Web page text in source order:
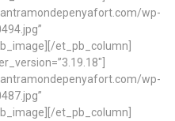
wp-
et_pb_column]
wp-
et_pb_column]